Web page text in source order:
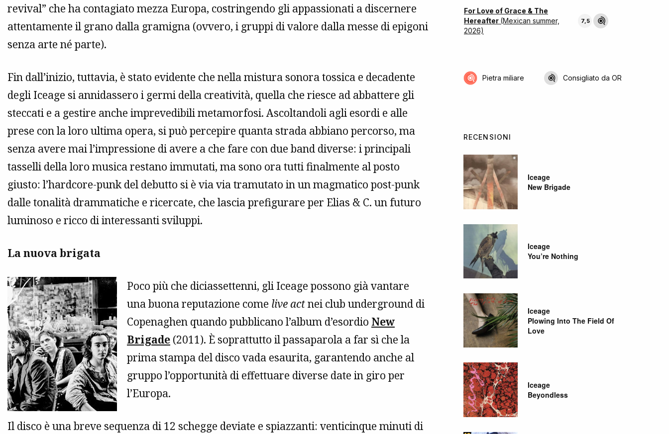
revival” che ha contagiato mezza Europa, costringendo gli appassionati a discernere
attentamente il grano dalla gramigna (ovvero, i gruppi di valore dalla messe di epigoni
senza arte né parte).
Fin dall’inizio, tuttavia, è stato evidente che nella mistura sonora tossica e decadente
degli Iceage si annidassero i germi della creatività, quella che riesce ad abbattere gli
steccati e a gestire anche imprevedibili metamorfosi. Ascoltandoli agli esordi e alle
prese con la loro ultima opera, si può percepire quanta strada abbiano percorso, ma
senza avere mai l’impressione di avere a che fare con due band diverse: i principali
tasselli della loro musica restano immutati, ma sono ora tutti finalmente al posto
giusto: l’hardcore-punk del debutto si è via via tramutato in un magmatico post-punk
dalle tonalità drammatiche e ricercate, che lascia prefigurare per Elias & C. un futuro
luminoso e ricco di interessanti sviluppi.
La nuova brigata
Poco più che diciassettenni, gli Iceage possono già vantare
una buona reputazione come live actnei club underground di
Copenaghen quando pubblicano l’album d’esordio New
Brigade (2011). È soprattutto il passaparola a far sì che la
prima stampa del disco vada esaurita, garantendo anche al
gruppo l’opportunità di effettuare diverse date in giro per
l’Europa.
Il disco è una breve sequenza di 12 schegge deviate e spiazzanti: venticinque minuti di
For Love of Grace & The
Hereafter (Mexican summer,
2026)
7,5
Pietra miliare Consigliato da OR
RECENSIONI
Iceage
New Brigade
Iceage
You’re Nothing
Iceage
Plowing Into The Field Of
Love
Iceage
Beyondless